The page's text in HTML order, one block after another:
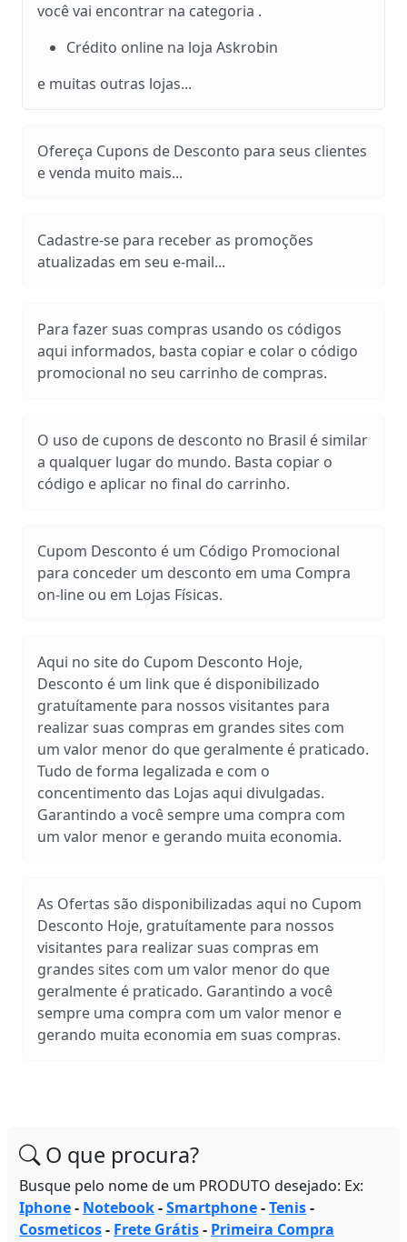
você vai encontrar na categoria .
Crédito online na loja Askrobin
e muitas outras lojas...
Ofereça Cupons de Desconto para seus clientes
e venda muito mais...
Cadastre-se para receber as promoções
atualizadas em seu e-mail...
Para fazer suas compras usando os códigos
aqui informados, basta copiar e colar o código
promocional no seu carrinho de compras.
O uso de cupons de desconto no Brasil é similar
a qualquer lugar do mundo. Basta copiar o
código e aplicar no final do carrinho.
Cupom Desconto é um Código Promocional
para conceder um desconto em uma Compra
on-line ou em Lojas Físicas.
Aqui no site do Cupom Desconto Hoje,
Desconto é um link que é disponibilizado
gratuítamente para nossos visitantes para
realizar suas compras em grandes sites com
um valor menor do que geralmente é praticado.
Tudo de forma legalizada e com o
concentimento das Lojas aqui divulgadas.
Garantindo a você sempre uma compra com
um valor menor e gerando muita economia.
As Ofertas são disponibilizadas aqui no Cupom
Desconto Hoje, gratuítamente para nossos
visitantes para realizar suas compras em
grandes sites com um valor menor do que
geralmente é praticado. Garantindo a você
sempre uma compra com um valor menor e
gerando muita economia em suas compras.
O que procura?
Busque pelo nome de um PRODUTO desejado: Ex:
Iphone- Notebook-Smartphone-Tenis-
Cosmeticos- Frete Grátis- Primeira Compra